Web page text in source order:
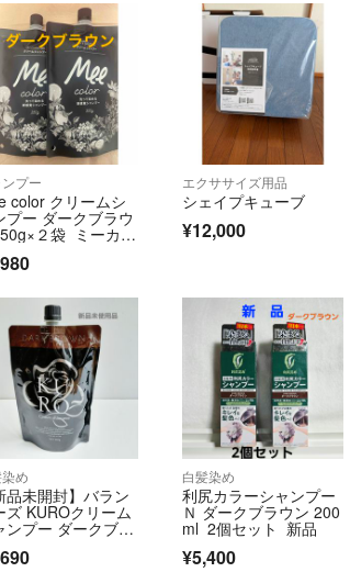
プー
color クリームシ
プー ダークブラウ
２袋 ミーカラ
エクササイズ用品
シェイプキューブ
¥12,000
め
品未開封】バラン
ズ KUROクリーム
ンプー ダークブラ
白髪染め
利尻カラーシャンプー
Ｎ ダークブラウン 200
ml 2個セット 新品
¥5,400